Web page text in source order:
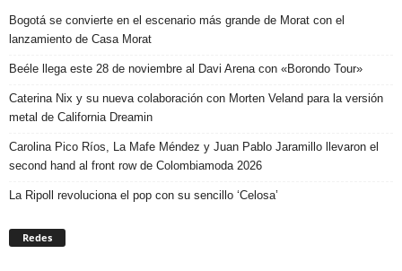
Bogotá se convierte en el escenario más grande de Morat con el
lanzamiento de Casa Morat
Beéle llega este 28 de noviembre al Davi Arena con «Borondo Tour»
Caterina Nix y su nueva colaboración con Morten Veland para la versión
metal de California Dreamin
Carolina Pico Ríos, La Mafe Méndez y Juan Pablo Jaramillo llevaron el
second hand al front row de Colombiamoda 2026
La Ripoll revoluciona el pop con su sencillo ‘Celosa’
Redes